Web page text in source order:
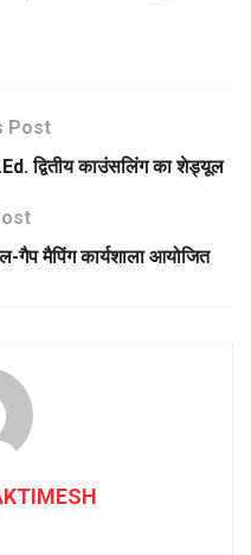
Post
द्वितीय काउंसलिंग का शेड्यूल
गैप मैपिंग कार्यशाला आयोजित